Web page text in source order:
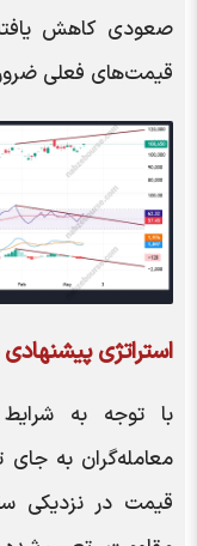
صعودی کاهش
قیمت‌های فعلی
استراتژی
با توجه به
معامله‌گران به
قیمت در نزدیکی